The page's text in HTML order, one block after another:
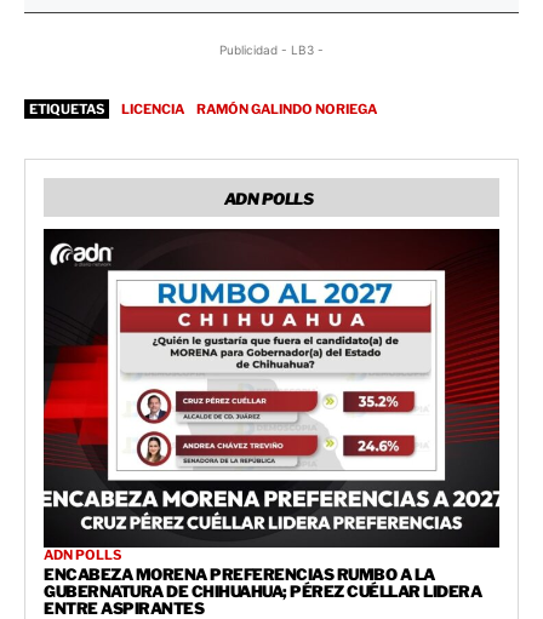
Publicidad - LB3 -
ETIQUETAS LICENCIA RAMÓN GALINDO NORIEGA
ADN POLLS
ADN POLLS
ENCABEZA MORENA PREFERENCIAS RUMBO A LA
GUBERNATURA DE CHIHUAHUA; PÉREZ CUÉLLAR LIDERA
ENTRE ASPIRANTES